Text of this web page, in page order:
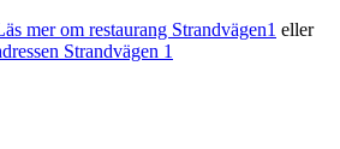
mer om restaurang Strandvägen1 eller
Strandvägen 1